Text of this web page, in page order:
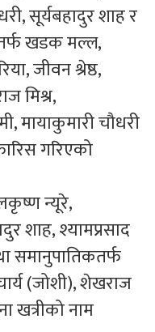
सूर्यबहादुर शाह र
खडक मल्ल,
जीवन श्रेष्ठ,
मिश्र,
मायाकुमारी चौधरी
गरिएको
न्यूरे,
शाह, श्यामप्रसाद
समानुपातिकतर्फ
(जोशी), शेखराज
खत्रीको नाम